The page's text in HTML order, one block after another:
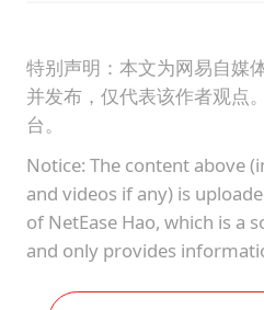
特别声明：本文为网易自媒
并发布，仅代表该作者观点
台。
Notice: The content above
and videos if any) is
of NetEase Hao, which is a
and only provides